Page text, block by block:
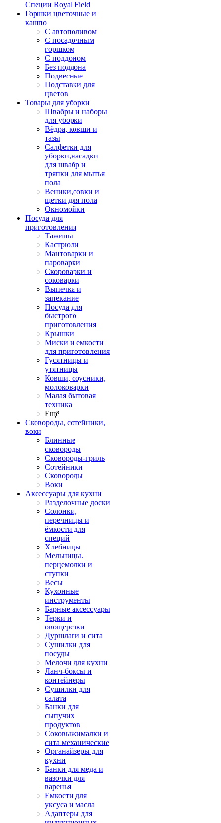
Специи Royal Field
Горшки цветочные и
кашпо
С автополивом
С посадочным
горшком
С поддоном
Без поддона
Подвесные
Подставки для
цветов
Товары для уборки
Швабры и наборы
для уборки
Вёдра, ковши и
тазы
Салфетки для
уборки,насадки
для швабр и
тряпки для мытья
пола
Веники,совки и
щетки для пола
Окномойки
Посуда для
приготовления
Тажины
Кастрюли
Мантоварки и
пароварки
Скороварки и
соковарки
Выпечка и
запекание
Посуда для
быстрого
приготовления
Крышки
Миски и емкости
для приготовления
Гусятницы и
утятницы
Ковши, соусники,
молоковарки
Малая бытовая
техника
Ещё
Сковороды, сотейники,
воки
Блинные
сковороды
Сковороды-гриль
Сотейники
Сковороды
Воки
Аксессуары для кухни
Разделочные доски
Солонки,
перечницы и
ёмкости для
специй
Хлебницы
Мельницы.
перцемолки и
ступки
Весы
Кухонные
инструменты
Барные аксессуары
Терки и
овощерезки
Дуршлаги и сита
Сушилки для
посуды
Мелочи для кухни
Ланч-боксы и
контейнеры
Сушилки для
салата
Банки для
сыпучих
продуктов
Соковыжималки и
сита механические
Органайзеры для
кухни
Банки для меда и
вазочки для
варенья
Емкости для
уксуса и масла
Адаптеры для